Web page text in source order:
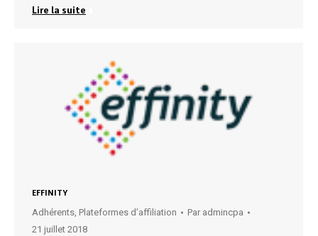
Lire la suite
EFFINITY
Adhérents, Plateformes d’affiliation Par admincpa
21 juillet 2018